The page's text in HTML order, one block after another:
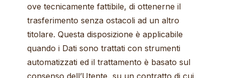
ove tecnicamente fattibile, di ottenerne il
trasferimento senza ostacoli ad un altro
titolare. Questa disposizione è applicabile
quando i Dati sono trattati con strumenti
automatizzati ed il trattamento è basato sul
consenso dell’Utente, su un contratto di cui